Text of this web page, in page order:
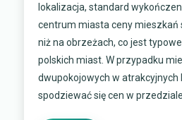
lokalizacja, standard
centrum miasta ceny mieszkań
niż na obrzeżach, co jest
polskich miast. W przypadku
dwupokojowych w atrakcyjnych
spodziewać się cen w